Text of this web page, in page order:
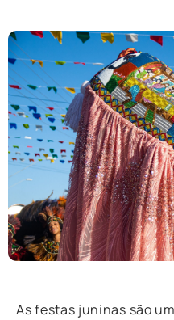
As festas juninas são